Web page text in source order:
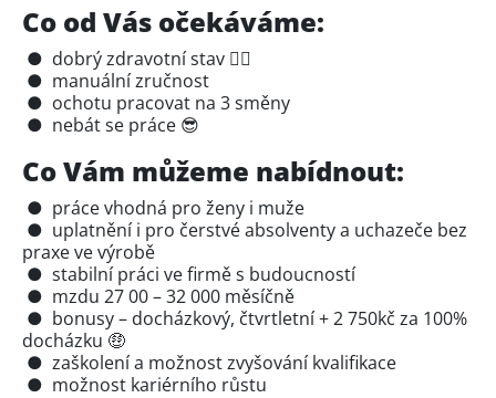
Co od Vás očekáváme:
● dobrý zdravotní stav 🙋‍♀️
● manuální zručnost
● ochotu pracovat na 3 směny
● nebát se práce 😎
Co Vám můžeme nabídnout:
● práce vhodná pro ženy i muže
● uplatnění i pro čerstvé absolventy a uchazeče bez
praxe ve výrobě
● stabilní práci ve firmě s budoucností
● mzdu 27 00 – 32 000 měsíčně
● bonusy – docházkový, čtvrtletní + 2 750kč za 100%
docházku 🤑
● zaškolení a možnost zvyšování kvalifikace
● možnost kariérního růstu